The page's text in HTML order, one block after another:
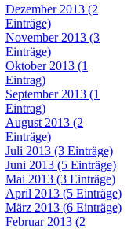
Dezember 2013 (2
Einträge)
November 2013 (3
Einträge)
Oktober 2013 (1
Eintrag)
September 2013 (1
Eintrag)
August 2013 (2
Einträge)
Juli 2013 (3 Einträge)
Juni 2013 (5 Einträge)
Mai 2013 (3 Einträge)
April 2013 (5 Einträge)
März 2013 (6 Einträge)
Februar 2013 (2